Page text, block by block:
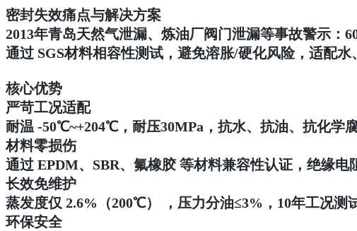
密封失效痛点与解决方案
2013年青岛天然气泄漏、炼油厂阀门泄漏等事故警示：
通过 SGS材料相容性测试，避免溶胀/硬化风险，适配
核心优势
严苛工况适配
耐温 -50℃~+204℃，耐压30MPa，抗水、抗油、抗化学
材料零损伤
通过 EPDM、SBR、氟橡胶 等材料兼容性认证，绝缘电
长效免维护
蒸发度仅 2.6%（200℃） ，压力分油≤3%，10年工况测
环保安全